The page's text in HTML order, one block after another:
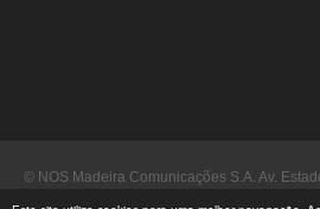
© NOS Madeira Comunicações S.A. Av.
090 Funchal